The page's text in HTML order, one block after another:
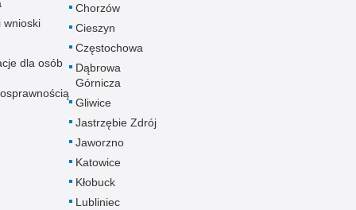
wnioski
dla osób
Chorzów
Cieszyn
Częstochowa
Dąbrowa
Górnicza
Gliwice
Jastrzębie Zdrój
Jaworzno
Katowice
Kłobuck
Lubliniec